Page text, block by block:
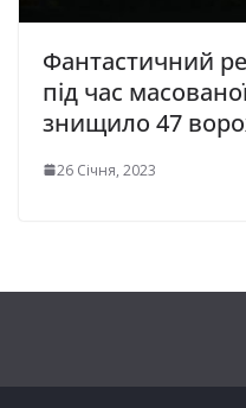
Фантастичний
під час
знищило 47
26 Січня, 2023